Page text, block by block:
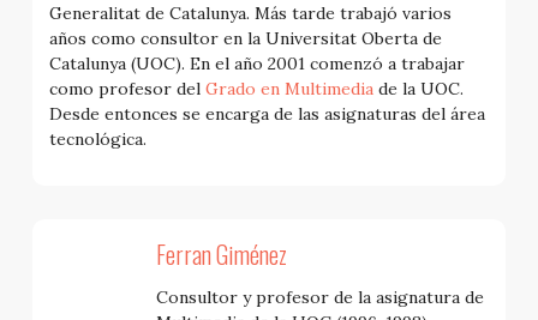
Generalitat de Catalunya. Más tarde trabajó varios
años como consultor en la Universitat Oberta de
Catalunya (UOC). En el año 2001 comenzó a trabajar
como profesor del Grado en Multimedia de la UOC.
Desde entonces se encarga de las asignaturas del área
tecnológica.
Ferran Giménez
Consultor y profesor de la asignatura de